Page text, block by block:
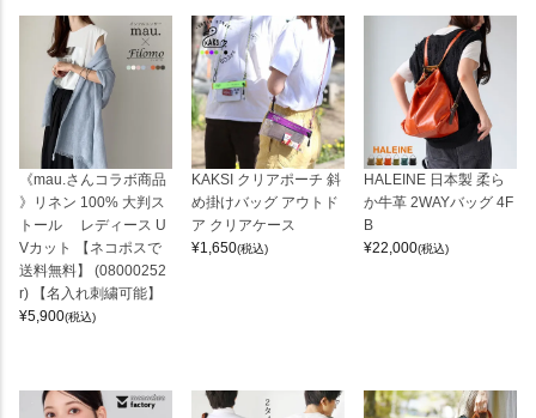
《mau.さんコラボ商品
》リネン 100% 大判ス
トール レディース U
Vカット 【ネコポスで
送料無料】 (08000252
r) 【名入れ刺繍可能】
¥5,900(税込)
KAKSI クリアポーチ 斜
め掛けバッグ アウトド
ア クリアケース
¥1,650(税込)
HALEINE 日本製 柔ら
か牛革 2WAYバッグ 4F
B
¥22,000(税込)